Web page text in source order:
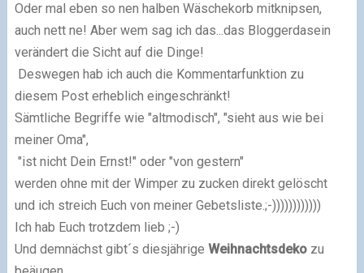
Oder mal eben so nen halben Wäschekorb mitknipsen,
auch nett ne! Aber wem sag ich das...das Bloggerdasein
verändert die Sicht auf die Dinge!
Deswegen hab ich auch die Kommentarfunktion zu
diesem Post erheblich eingeschränkt!
Sämtliche Begriffe wie "altmodisch", "sieht aus wie bei
meiner Oma",
"ist nicht Dein Ernst!" oder "von gestern"
werden ohne mit der Wimper zu zucken direkt gelöscht
und ich streich Euch von meiner Gebetsliste.;-))))))))))))
Ich hab Euch trotzdem lieb ;-)
Und demnächst gibt´s diesjährige Weihnachtsdekozu